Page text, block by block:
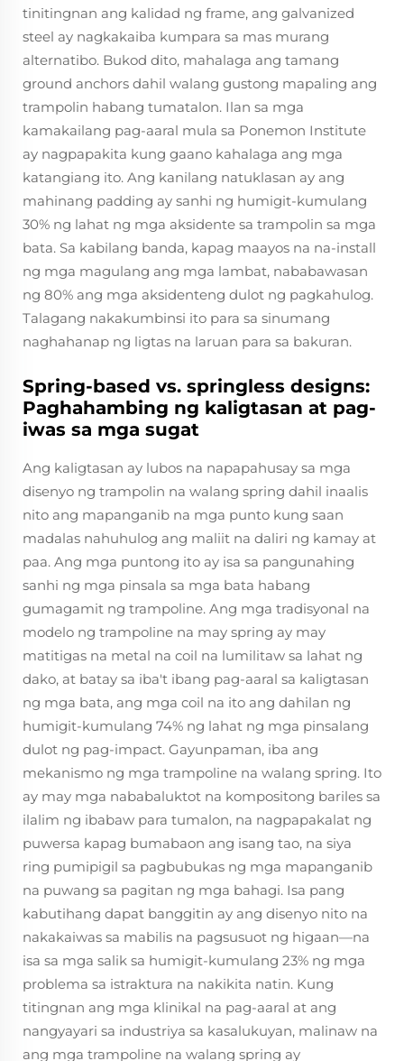
tinitingnan ang kalidad ng frame, ang galvanized
steel ay nagkakaiba kumpara sa mas murang
alternatibo. Bukod dito, mahalaga ang tamang
ground anchors dahil walang gustong mapaling ang
trampolin habang tumatalon. Ilan sa mga
kamakailang pag-aaral mula sa Ponemon Institute
ay nagpapakita kung gaano kahalaga ang mga
katangiang ito. Ang kanilang natuklasan ay ang
mahinang padding ay sanhi ng humigit-kumulang
30% ng lahat ng mga aksidente sa trampolin sa mga
bata. Sa kabilang banda, kapag maayos na na-install
ng mga magulang ang mga lambat, nababawasan
ng 80% ang mga aksidenteng dulot ng pagkahulog.
Talagang nakakumbinsi ito para sa sinumang
naghahanap ng ligtas na laruan para sa bakuran.
Spring-based vs. springless designs:
Paghahambing ng kaligtasan at pag-
iwas sa mga sugat
Ang kaligtasan ay lubos na napapahusay sa mga
disenyo ng trampolin na walang spring dahil inaalis
nito ang mapanganib na mga punto kung saan
madalas nahuhulog ang maliit na daliri ng kamay at
paa. Ang mga puntong ito ay isa sa pangunahing
sanhi ng mga pinsala sa mga bata habang
gumagamit ng trampoline. Ang mga tradisyonal na
modelo ng trampoline na may spring ay may
matitigas na metal na coil na lumilitaw sa lahat ng
dako, at batay sa iba't ibang pag-aaral sa kaligtasan
ng mga bata, ang mga coil na ito ang dahilan ng
humigit-kumulang 74% ng lahat ng mga pinsalang
dulot ng pag-impact. Gayunpaman, iba ang
mekanismo ng mga trampoline na walang spring. Ito
ay may mga nababaluktot na kompositong bariles sa
ilalim ng ibabaw para tumalon, na nagpapakalat ng
puwersa kapag bumabaon ang isang tao, na siya
ring pumipigil sa pagbubukas ng mga mapanganib
na puwang sa pagitan ng mga bahagi. Isa pang
kabutihang dapat banggitin ay ang disenyo nito na
nakakaiwas sa mabilis na pagsusuot ng higaan—na
isa sa mga salik sa humigit-kumulang 23% ng mga
problema sa istraktura na nakikita natin. Kung
titingnan ang mga klinikal na pag-aaral at ang
nangyayari sa industriya sa kasalukuyan, malinaw na
ang mga trampoline na walang spring ay